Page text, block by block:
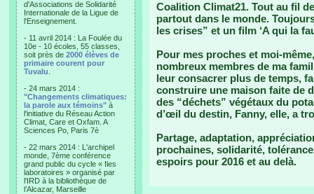
d'Associations de Solidarité
Internationale de la Ligue de
l'Enseignement.
- 11 avril 2014 : La Foulée du
10e - 10 écoles, 55 classes,
soit près de 2000 élèves de
primaire courent pour
Tuvalu
- 24 mars 2014 :
"Changements climatiques:
la parole aux témoins" à
l'initiative du Réseau Action
Climat, Care et Oxfam. A
Sciences Po, Paris 7è
- 22 mars 2014 : L'archipel
monde, 7ème conférence
grand public du cycle « Iles
laboratoires » organisé par
l'IRD à la bibliothèque de
l’Alcazar, Marseille
Coalition Climat21. Tout au fil
partout dans le monde.
les crises” et un film ‘A qui la
Pour mes proches et moi-
nombreux membres de ma
leur consacrer plus de temps,
construire une maison faite de
des “déchets” végétaux du
d’œil du destin, Fanny, elle, a
Partage, adaptation,
prochaines, solidarité,
espoirs pour 2016 et au delà.